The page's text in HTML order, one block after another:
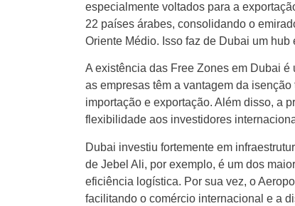
especialmente voltados para a
22 países árabes, consolidando o
Oriente Médio. Isso faz de Dubai um
A existência das Free Zones em Dubai
as empresas têm a vantagem da
importação e exportação. Além disso, a
flexibilidade aos investidores
Dubai investiu fortemente em
de Jebel Ali, por exemplo, é um dos
eficiência logística. Por sua vez, o
facilitando o comércio internacional e a